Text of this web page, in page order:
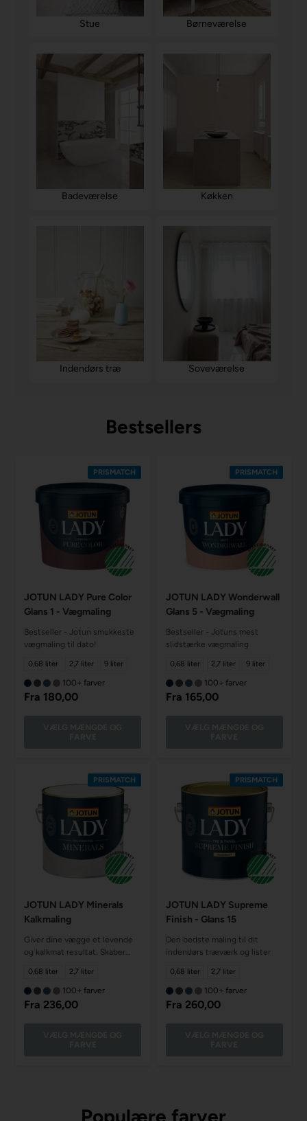
Stue Børneværelse
Badeværelse Køkken
Indendørs træ Soveværelse
Bestsellers
PRISMATCH
JOTUN LADY Pure Color
Glans 1 - Vægmaling
Bestseller - Jotun smukkeste
vægmaling til dato!
0,68 liter 2,7 liter 9 liter
100+ farver
Fra 180,00
PRISMATCH
JOTUN LADY Wonderwall
Glans 5 - Vægmaling
Bestseller - Jotuns mest
slidstærke vægmaling
0,68 liter 2,7 liter 9 liter
100+ farver
Fra 165,00
PRISMATCH
JOTUN LADY Minerals
Kalkmaling
Giver dine vægge et levende
og kalkmat resultat. Skaber
finish
0,68 liter 2,7 liter
100+ farver
Fra 236,00
PRISMATCH
JOTUN LADY Supreme
Finish - Glans 15
Den bedste maling til dit
indendørs træværk og lister
0,68 liter 2,7 liter
100+ farver
Fra 260,00